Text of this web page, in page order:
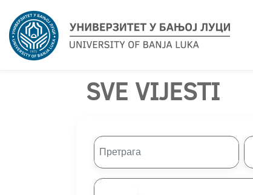
SVE VIJESTI